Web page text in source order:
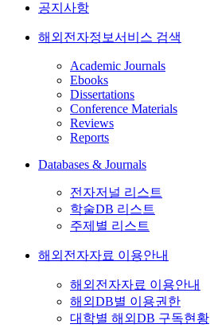
공지사항
해외전자정보서비스 검색
Academic Journals
Ebooks
Dissertations
Conference Materials
Reviews
Reports
Databases & Journals
전자저널 리스트
학술DB 리스트
주제별 리스트
해외전자자료 이용안내
해외전자자료 이용안내
해외DB별 이용권한
대학별 해외DB 구독현황